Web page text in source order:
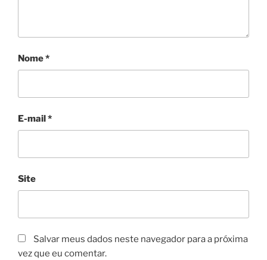
Nome*
E-mail*
Site
Salvar meus dados neste navegador para a próxima
vez que eu comentar.